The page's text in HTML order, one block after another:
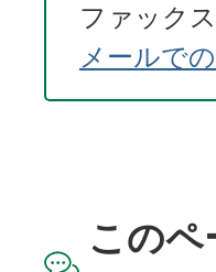
ファック
メールで
このペ